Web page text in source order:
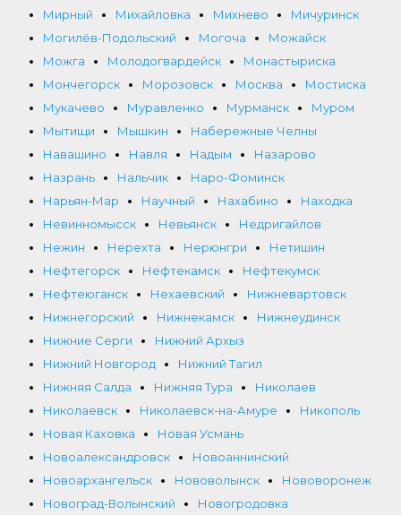
Мирный
Михайловка Михнево
Мичуринск
Могилёв-Подольский
Могоча
Можайск
Можга
Молодогвардейск
Монастыриска
Мончегорск
Морозовск Москва
Мостиска
Мукачево
Муравленко Мурманск
Муром
Мытищи
Мышкин
Набережные Челны
Навашино
Навля Надым
Назарово
Назрань
Нальчик
Наро-Фоминск
Нарьян-Мар
Научный Нахабино
Находка
Невинномысск
Невьянск
Недригайлов
Нежин
Нерехта Нерюнгри
Нетишин
Нефтегорск
Нефтекамск
Нефтекумск
Нефтеюганск
Нехаевский
Нижневартовск
Нижнегорский
Нижнекамск
Нижнеудинск
Нижние Серги
Нижний Архыз
Нижний Новгород
Нижний Тагил
Нижняя Салда
Нижняя Тура
Николаев
Николаевск
Николаевск-на-Амуре
Никополь
Новая Каховка
Новая Усмань
Новоалександровск
Новоаннинский
Новоархангельск
Нововолынск
Нововоронеж
Новоград-Волынский
Новогродовка